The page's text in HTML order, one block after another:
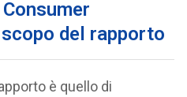
del rapporto
è quello di